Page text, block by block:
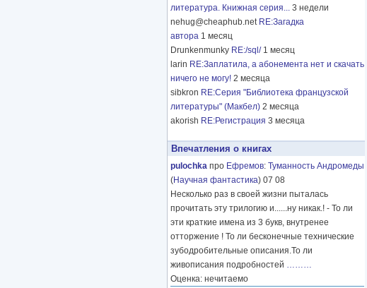
литература. Книжная серия... 3 недели
nehug@cheaphub.net RE:Загадка
автора 1 месяц
Drunkenmunky RE:/sql/ 1 месяц
larin RE:Заплатила, а абонемента нет и скачать
ничего не могу! 2 месяца
sibkron RE:Серия "Библиотека французской
литературы" (Макбел) 2 месяца
akorish RE:Регистрация 3 месяца
Впечатления о книгах
pulochka про Ефремов: Туманность Андромеды
(Научная фантастика) 07 08
Несколько раз в своей жизни пыталась
прочитать эту трилогию и......ну никак.! - То ли
эти краткие имена из 3 букв, внутренее
отторжение ! То ли бесконечные технические
зубодробительные описания.То ли
живописания подробностей ………
Оценка: нечитаемо